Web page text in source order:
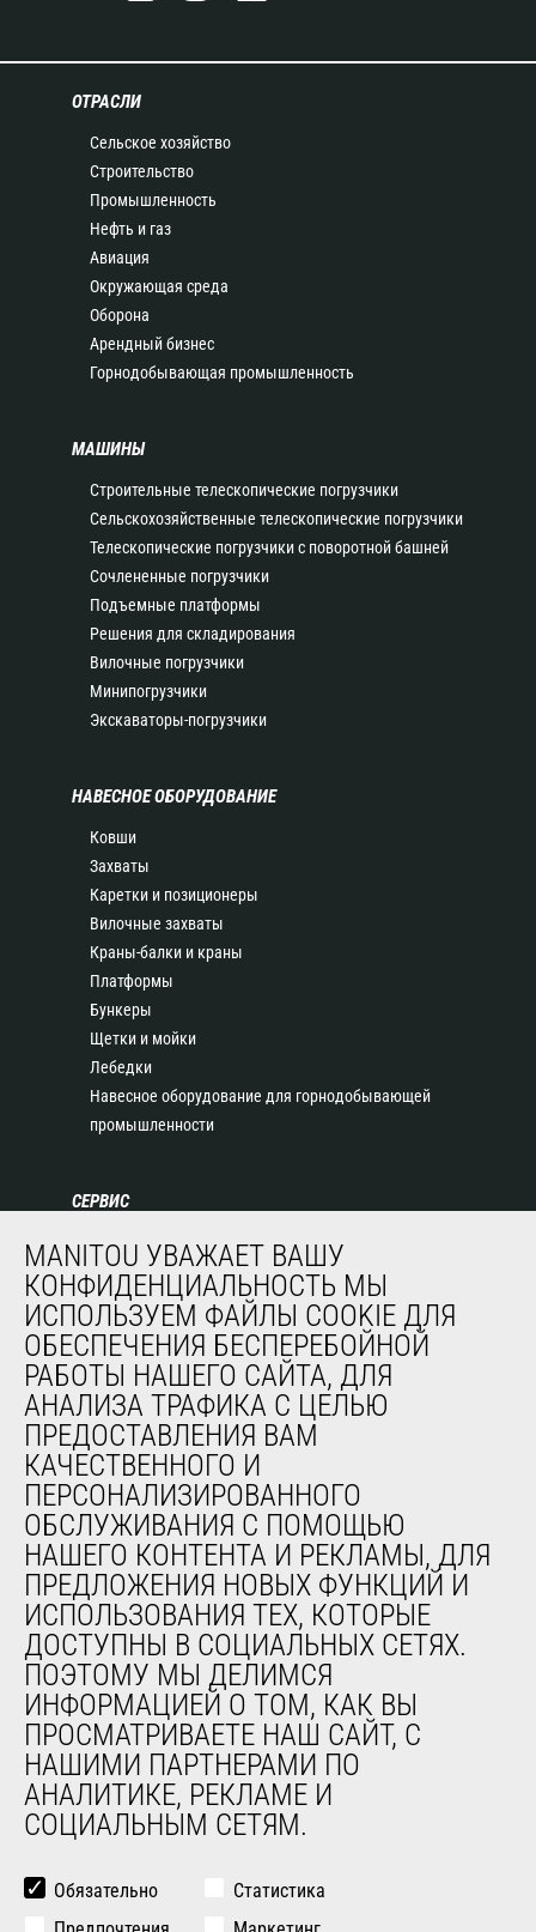
ОТРАСЛИ
Сельское хозяйство
Строительство
Промышленность
Нефть и газ
Авиация
Окружающая среда
Оборона
Арендный бизнес
Горнодобывающая промышленность
МАШИНЫ
Строительные телескопические погрузчики
Сельскохозяйственные телескопические погрузчики
Телескопические погрузчики с поворотной башней
Сочлененные погрузчики
Подъемные платформы
Решения для складирования
Вилочные погрузчики
Минипогрузчики
Экскаваторы-погрузчики
НАВЕСНОЕ ОБОРУДОВАНИЕ
Ковши
Захваты
Каретки и позиционеры
Вилочные захваты
Краны-балки и краны
Платформы
Бункеры
Щетки и мойки
Лебедки
Навесное оборудование для горнодобывающей
промышленности
СЕРВИС
Финансирование
Продленная гарантия
Контракты на техническое обслуживание
Запасные части
Система удаленного мониторинга
Программное обеспечение для диагностики и
обслуживания
Обучение
Подержанное оборудование
О НАС
Компания
Контакты
Юридическая информация
Мероприятия
Новости
История
General Terms and Conditions of Sale
ДРУГИЕ САЙТЫ ГРУППЫ
MANITOU УВАЖАЕТ ВАШУ
КОНФИДЕНЦИАЛЬНОСТЬ МЫ
ИСПОЛЬЗУЕМ ФАЙЛЫ COOKIE ДЛЯ
ОБЕСПЕЧЕНИЯ БЕСПЕРЕБОЙНОЙ
РАБОТЫ НАШЕГО САЙТА, ДЛЯ
АНАЛИЗА ТРАФИКА С ЦЕЛЬЮ
ПРЕДОСТАВЛЕНИЯ ВАМ
КАЧЕСТВЕННОГО И
ПЕРСОНАЛИЗИРОВАННОГО
ОБСЛУЖИВАНИЯ С ПОМОЩЬЮ
НАШЕГО КОНТЕНТА И РЕКЛАМЫ, ДЛЯ
ПРЕДЛОЖЕНИЯ НОВЫХ ФУНКЦИЙ И
ИСПОЛЬЗОВАНИЯ ТЕХ, КОТОРЫЕ
ДОСТУПНЫ В СОЦИАЛЬНЫХ СЕТЯХ.
ПОЭТОМУ МЫ ДЕЛИМСЯ
ИНФОРМАЦИЕЙ О ТОМ, КАК ВЫ
ПРОСМАТРИВАЕТЕ НАШ САЙТ, С
НАШИМИ ПАРТНЕРАМИ ПО
АНАЛИТИКЕ, РЕКЛАМЕ И
СОЦИАЛЬНЫМ СЕТЯМ.
Обязательно
Статистика